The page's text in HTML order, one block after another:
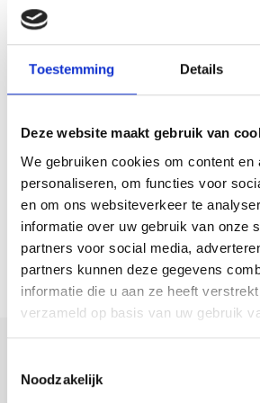
Toestemming Details
Deze website maakt gebruik van
We gebruiken cookies om content en
personaliseren, om functies voor
en om ons websiteverkeer te
informatie over uw gebruik van onze
partners voor social media,
partners kunnen deze gegevens
informatie die u aan ze heeft
verzameld op basis van uw gebruik
Noodzakelijk
Dankzij de verschillende terrassen is er altijd
garage biedt voldoende bergruimte en de
– Vrij gelegen, speels ingedeelde woning met
– Voorzien van 4 slaapkamers;
– Op loopafstand van strand, bos en de pont
Ermelo;
– Eigen oprit met parkeergelegenheid;
– Rustig gelegen in een doodlopend straatje
– Woonkeuken met een moderne
– In 2018 is de woning voorzien van een
woning: